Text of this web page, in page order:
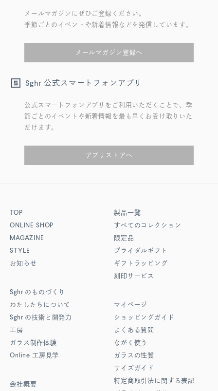
メールマガジンにぜひご登録ください。
季節ごとのイベントや新着情報などを発信しています。
メールマガジン登録へ
Sghr 公式スマートフォンアプリ
公式スマートフォンアプリをご利用いただくことで、季
節ごとのイベントや新着情報を最も早くお受け取りいた
だけます。
アプリストアへ
TOP
ONLINE SHOP
MAGAZINE
STYLE
お知らせ
Sghr のものづくり
わたしたちについて
Sghr の技術と開発力
工房
ガラス制作体験
Online 工房見学
会社概要
製品一覧
すべてのコレクション
限定品
ブライダルギフト
ギフトラッピング
刻印サービス
マイページ
ショッピングガイド
よくある質問
ながく使う
ガラスの性質
サイズガイド
特定商取引法に関する表記